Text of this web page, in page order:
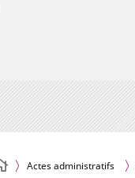
Actes administratifs